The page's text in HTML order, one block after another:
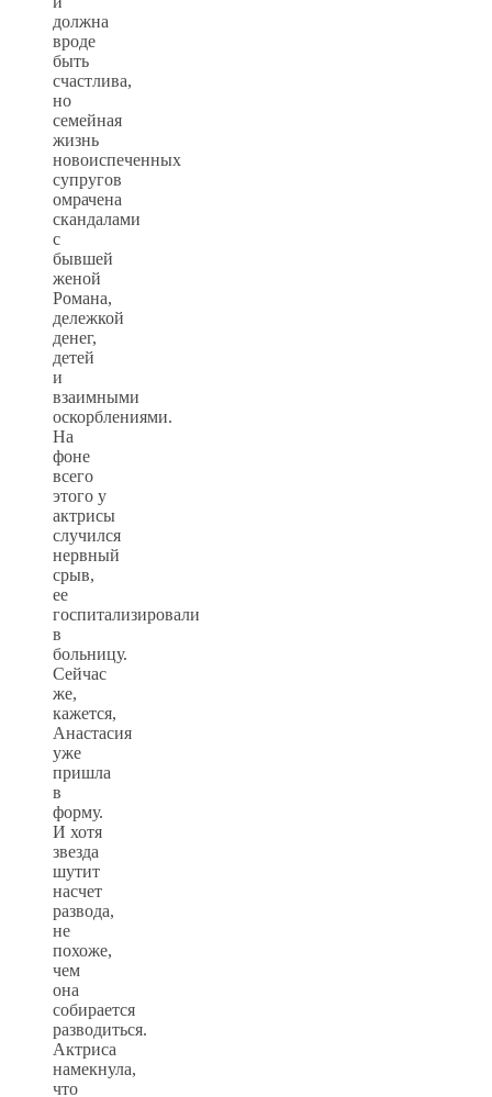
должна
вроде
быть
счастлива,
но
семейная
жизнь
новоиспеченных
супругов
омрачена
скандалами
с
бывшей
женой
Романа,
дележкой
денег,
детей
и
взаимными
оскорблениями.
На
фоне
всего
этого у
актрисы
случился
нервный
срыв,
ее
госпитализировали
в
больницу.
Сейчас
же,
кажется,
Анастасия
уже
пришла
в
форму.
И хотя
звезда
шутит
насчет
развода,
не
похоже,
чем
она
собирается
разводиться.
Актриса
намекнула,
что